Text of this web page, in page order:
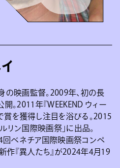
の映画監督。2009年、初の長
。2011年『WEEKEND ウィー
賞を獲得し注目を浴びる。2015
リン国際映画祭」に出品。
回ベネチア国際映画祭コンペ
作『異人たち』が2024年4月19